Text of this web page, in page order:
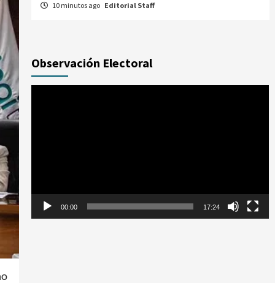
10 minutos ago Editorial Staff
Observación Electoral
00:00 17:24